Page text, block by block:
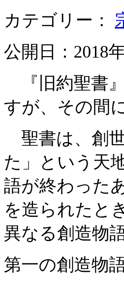
カテゴリー：
公開日：2018
『旧約聖書
すが、その間
聖書は、創
た」という天
語が終わった
を造られたと
異なる創造物
第一の創造物